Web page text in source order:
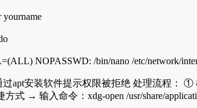
yourname
NOPASSWD: /bin/nano /etc/network/
apt安装软件提示权限被拒绝 处理流程：
式 → 输入命令：xdg-open /usr/share/